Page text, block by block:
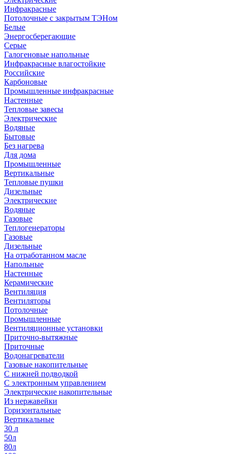
Инфракрасные
Потолочные с закрытым ТЭНом
Белые
Энергосберегающие
Серые
Галогеновые напольные
Инфракрасные влагостойкие
Российские
Карбоновые
Промышленные инфракрасные
Настенные
Тепловые завесы
Электрические
Водяные
Бытовые
Без нагрева
Для дома
Промышленные
Вертикальные
Тепловые пушки
Дизельные
Электрические
Водяные
Газовые
Теплогенераторы
Газовые
Дизельные
На отработанном масле
Напольные
Настенные
Керамические
Вентиляция
Вентиляторы
Потолочные
Промышленные
Вентиляционные установки
Приточно-вытяжные
Приточные
Водонагреватели
Газовые накопительные
С нижней подводкой
С электронным управлением
Электрические накопительные
Из нержавейки
Горизонтальные
Вертикальные
30 л
50л
80л